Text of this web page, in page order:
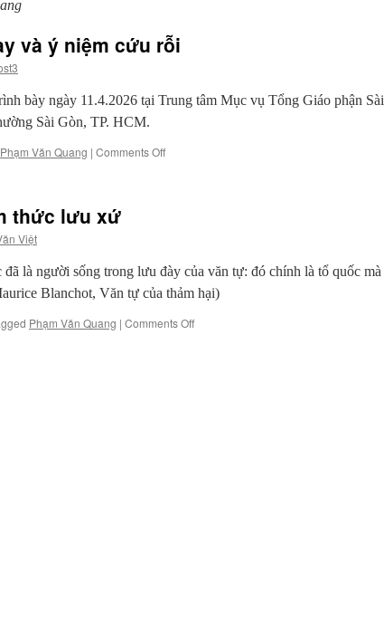
và ý niệm cứu rỗi
bày ngày 11.4.2026 tại Trung tâm Mục vụ Tổng Giáo phận Sài
Sài Gòn, TP. HCM.
Phạm Văn Quang | Comments Offon
niệm
cứu
rỗi
thức lưu xứ
Việt
là người sống trong lưu đày của văn tự: đó chính là tổ quốc mà
Blanchot, Văn tự của thảm hại)
Phạm Văn Quang | Comments Offon